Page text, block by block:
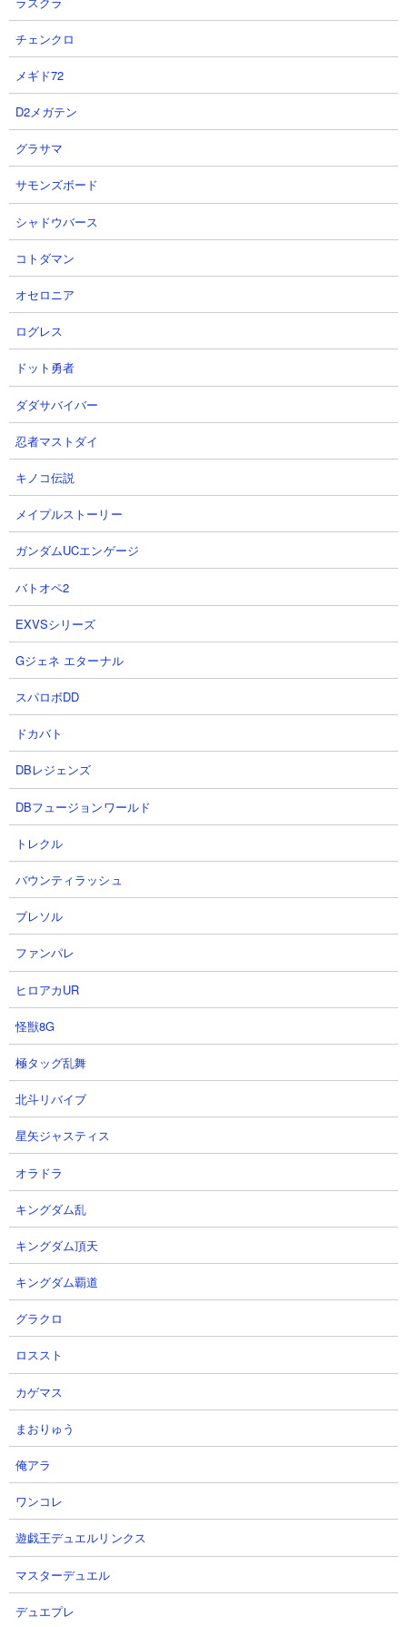
■ 注意すべき敵
ミッドナイトナカイ
体力： 300,000
攻撃力： 23,000
KB： 20回
特殊能力： 初期悪魔シールドHP80,000、KBのたびに悪魔シール
ド（HP40,000）を張り直す
属性： 悪魔
１．異界にゃんこ塔29階 弐号機やエキゾチックを
使った5種攻略
【出撃メンバー】
【攻略概要】
使用、にゃんコンボはなし。大狂乱ゴム、エキゾチック、カメラ
マン、パーフェクトエヴァ弐号機の5種のみの編成です。壁役で前
線を抑え込みつつ中距離火力のカメラマンとパーフェクトで雑魚
処理を行い、その間に弐号機に教授を片付けてもらう形ですね。
教授処理さえ終わればあとはクリア一直線です。
２．異界にゃんこ塔29階 ウルルンやウルスを使っ
た無課金攻略
【出撃メンバー】
【攻略概要】
「にゃんこ大戦争攻略ちゃんねる」さんの攻略動画です。ノーア
イテム＆ノーにゃんコンボ。編成はモヒカン2種、ゴム2種、大狂
乱ムキあし、大狂乱島、キンドラ2種、ウリス、ウルルンの無課金
10種。敵城を叩いて出てくる敵の本丸はあえて自城近くまで引き
付けてから叩く形を取ることで足が遅い教授を孤立させ、教授が
です。ネコマッチョ2体を片付けてしまえばあとは消化試合です
ね。
チェンクロ
メギド72
D2メガテン
グラサマ
サモンズボード
シャドウバース
コトダマン
オセロニア
ログレス
ドット勇者
ダダサバイバー
忍者マストダイ
キノコ伝説
メイプルストーリー
ガンダムUCエンゲージ
バトオペ2
EXVSシリーズ
Gジェネ エターナル
スパロボDD
ドカバト
DBレジェンズ
DBフュージョンワールド
トレクル
バウンティラッシュ
ブレソル
ファンパレ
ヒロアカUR
怪獣8G
極タッグ乱舞
北斗リバイブ
星矢ジャスティス
オラドラ
キングダム乱
キングダム頂天
キングダム覇道
グラクロ
ロススト
カゲマス
まおりゅう
俺アラ
ワンコレ
遊戯王デュエルリンクス
マスターデュエル
デュエプレ